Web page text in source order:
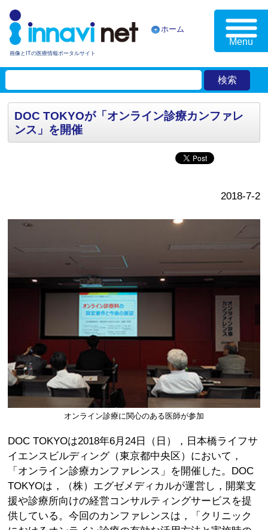
画像とITの医療情報ポータルサイト
ホーム
Menu
DOC TOKYOが「オンライン診療カンファレ
ンス」を開催
2018-7-2
オンライン診療に関心のある医師が参加
DOC TOKYOは2018年6月24日（日），日本橋ライフサ
イエンスビルディング（東京都中央区）において，
「オンライン診療カンファレンス」を開催した。DOC
TOKYOは，（株）エグゼメディカルが運営し，開業支
援や診療所向けの経営コンサルティングサービスを提
供している。今回のカンファレンスは，「クリニック